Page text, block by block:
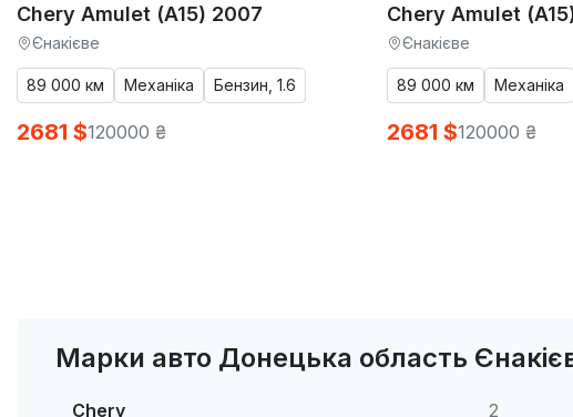
Chery Amulet (A15) 2007
Єнакієве
89 000 км Механіка Бензин, 1.6
2681 $120000 ₴
Chery Amulet
Єнакієве
89 000 км Механіка
2681 $120000 ₴
Марки авто Донецька область
Chery 2